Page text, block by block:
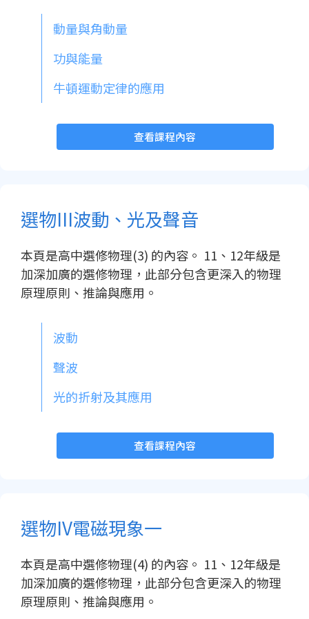
動量與角動量
功與能量
牛頓運動定律的應用
查看課程內容
選物III波動、光及聲音
本頁是高中選修物理(3) 的內容。 11、12年級是
加深加廣的選修物理，此部分包含更深入的物理
原理原則、推論與應用。
波動
聲波
光的折射及其應用
查看課程內容
選物IV電磁現象一
本頁是高中選修物理(4) 的內容。 11、12年級是
加深加廣的選修物理，此部分包含更深入的物理
原理原則、推論與應用。